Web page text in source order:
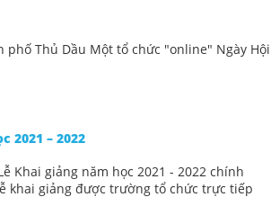
Thủ Dầu Một tổ chức "online" Ngày Hội
2021 – 2022
Khai giảng năm học 2021 - 2022 chính
khai giảng được trường tổ chức trực tiếp